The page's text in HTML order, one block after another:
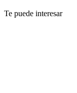
Te puede interesar